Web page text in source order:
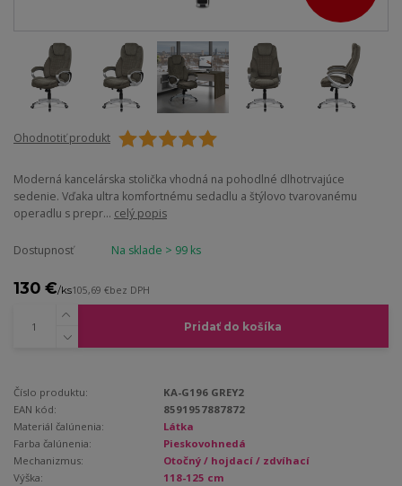
Ohodnotiť produkt
Moderná kancelárska stolička vhodná na pohodlné dlhotrvajúce
sedenie. Vďaka ultra komfortnému sedadlu a štýlovo tvarovanému
operadlu s prepr... celý popis
Dostupnosť Na sklade > 99 ks
130 €/ks105,69 €bez DPH
Pridať do košíka
Číslo produktu:
KA-G196 GREY2
EAN kód:
8591957887872
Materiál čalúnenia:
Látka
Farba čalúnenia:
Pieskovohnedá
Mechanizmus:
Otočný / hojdací / zdvíhací
Výška:
118-125 cm